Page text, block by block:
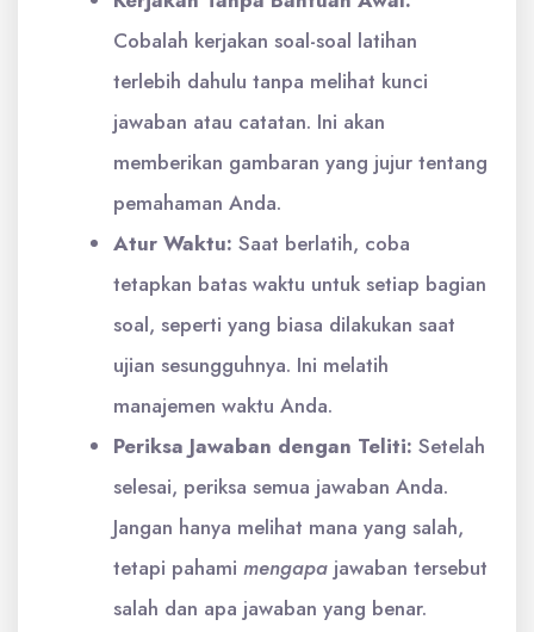
Cobalah kerjakan soal-soal latihan
terlebih dahulu tanpa melihat kunci
jawaban atau catatan. Ini akan
memberikan gambaran yang jujur tentang
pemahaman Anda.
Atur Waktu: Saat berlatih, coba
tetapkan batas waktu untuk setiap bagian
soal, seperti yang biasa dilakukan saat
ujian sesungguhnya. Ini melatih
manajemen waktu Anda.
Periksa Jawaban dengan Teliti: Setelah
selesai, periksa semua jawaban Anda.
Jangan hanya melihat mana yang salah,
tetapi pahami mengapa jawaban tersebut
salah dan apa jawaban yang benar.